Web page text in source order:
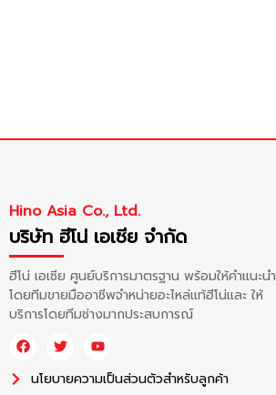
Hino Asia Co., Ltd.
บริษัท ฮีโน่ เอเซีย จำกัด
ฮีโน่ เอเซีย ศูนย์บริการมาตรฐาน พร้อมให้คำแนะนำ
โดยทีมขายมืออาชีพจำหน่ายอะไหล่แท้ฮีโน่และ ให้
บริการโดยทีมช่างมากประสบการณ์
นโยบายความเป็นส่วนตัวสำหรับลูกค้า